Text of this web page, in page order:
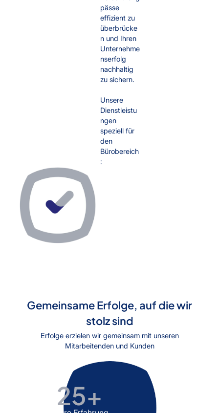
pässe
effizient zu
überbrücke
n und Ihren
Unternehme
nserfolg
nachhaltig
zu sichern.
Unsere
Dienstleistu
ngen
speziell für
den
Bürobereich
:
Gemeinsame Erfolge, auf die wir
stolz sind
Erfolge erzielen wir gemeinsam mit unseren
Mitarbeitenden und Kunden
25+